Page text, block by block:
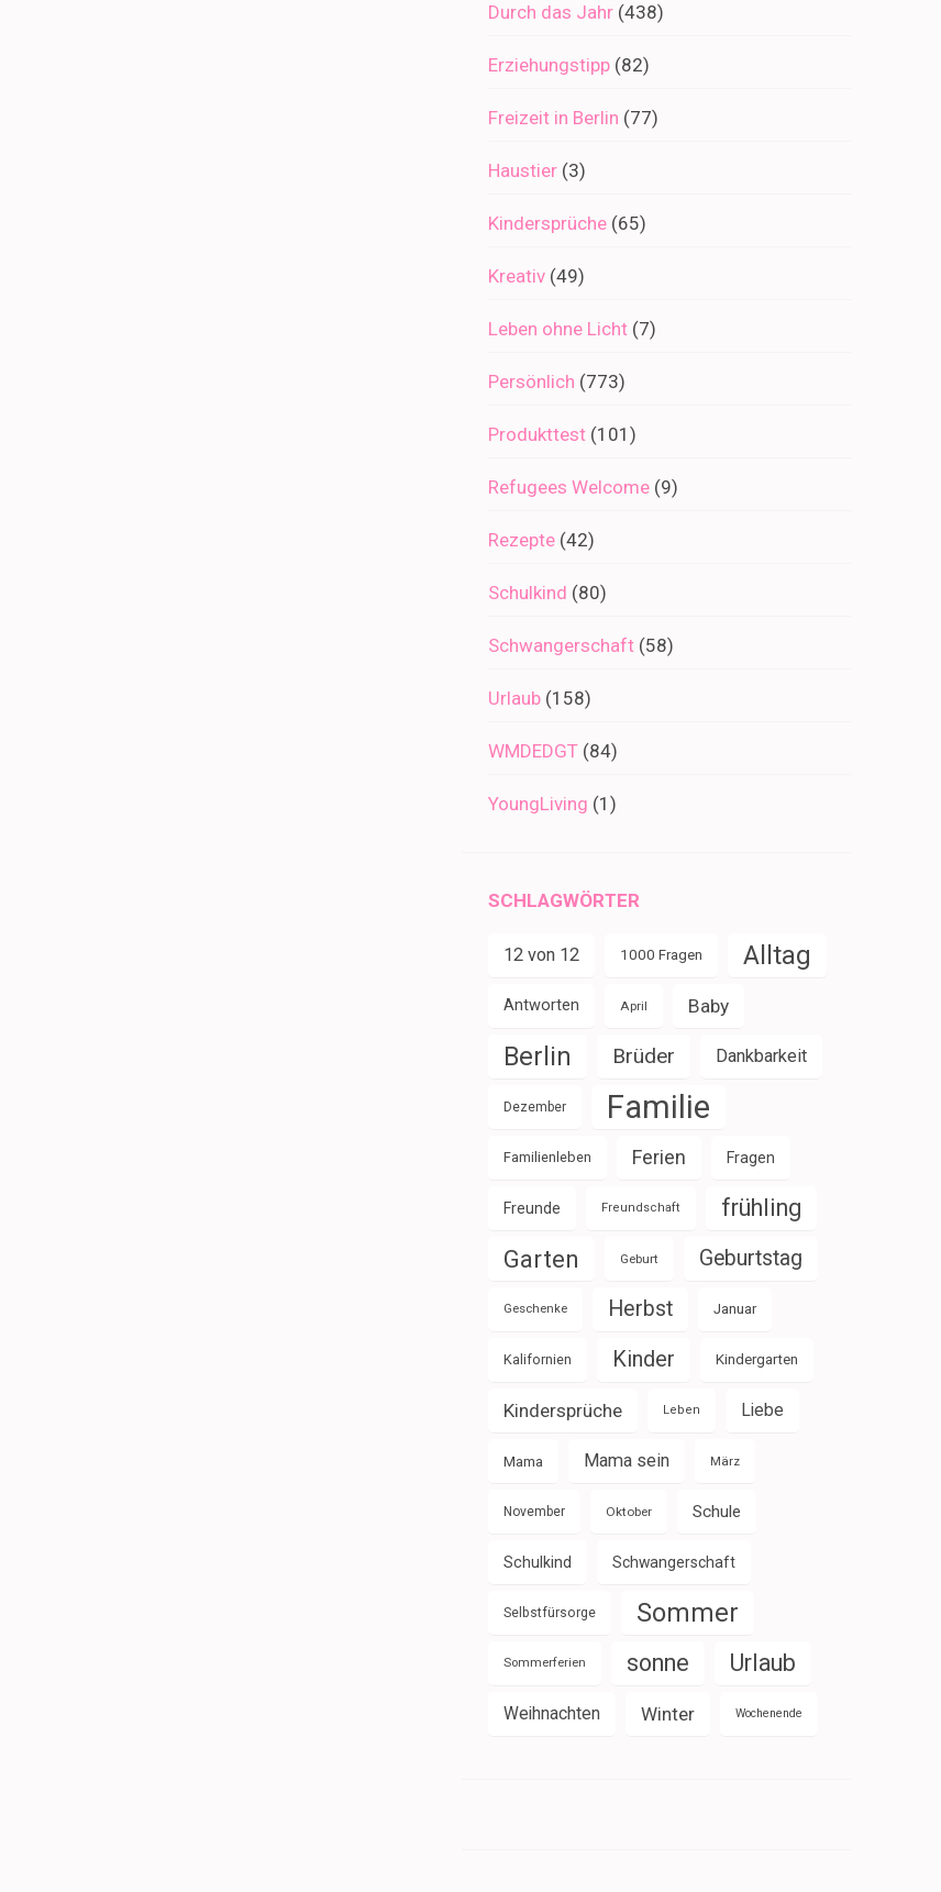
Durch das Jahr (438)
Erziehungstipp (82)
Freizeit in Berlin (77)
Haustier (3)
Kindersprüche (65)
Kreativ (49)
Leben ohne Licht (7)
Persönlich (773)
Produkttest (101)
Refugees Welcome (9)
Rezepte (42)
Schulkind (80)
Schwangerschaft (58)
Urlaub (158)
WMDEDGT (84)
YoungLiving (1)
SCHLAGWÖRTER
12 von 12 1000 Fragen Alltag
Antworten April Baby
Berlin Brüder Dankbarkeit
Dezember Familie
Familienleben Ferien Fragen
Freunde Freundschaft frühling
Garten Geburt Geburtstag
Geschenke Herbst Januar
Kalifornien Kinder Kindergarten
Kindersprüche Leben Liebe
Mama Mama sein März
November Oktober Schule
Schulkind Schwangerschaft
Selbstfürsorge Sommer
Sommerferien sonne Urlaub
Weihnachten Winter Wochenende